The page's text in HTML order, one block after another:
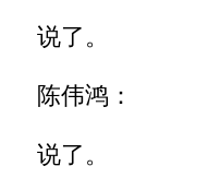
说了。
陈伟鸿：
说了。